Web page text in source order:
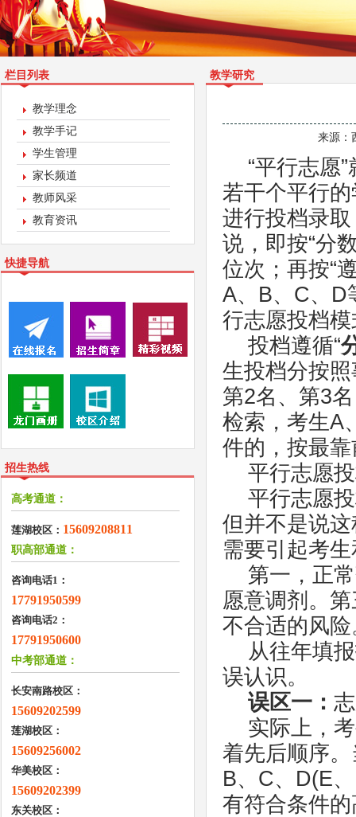
栏目列表
教学理念
教学手记
学生管理
家长频道
教师风采
教育资讯
快捷导航
招生热线
高考通道：
莲湖校区： 15609208811
职高部通道：
咨询电话1：
17791950599
咨询电话2：
17791950600
中考部通道：
长安南路校区：
15609202599
莲湖校区：
15609256002
华美校区：
15609202399
东关校区：
教学研究
来源：
“平行志愿
若干个平行
进行投档录
说，即按“分
位次；再按“
A、B、C、D
行志愿投档模
投档遵循“
生投档分按
第2名、第3
检索，考生A
件的，按最
平行志愿
平行志愿
但并不是说
需要引起考
第一，正
愿意调剂。
不合适的风险
从往年填
误认识。
误区一：
实际上，
着先后顺序
B、C、D(E
有符合条件